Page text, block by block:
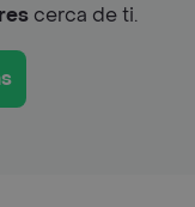
cerca de ti.